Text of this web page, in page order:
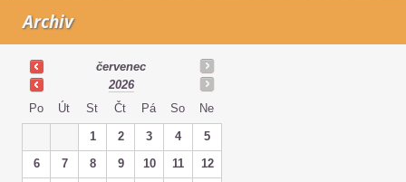
Archiv
červenec
2026
Po
Út St Čt Pá So Ne
1 2 3 4
5
6
7 8 9 10 11 12